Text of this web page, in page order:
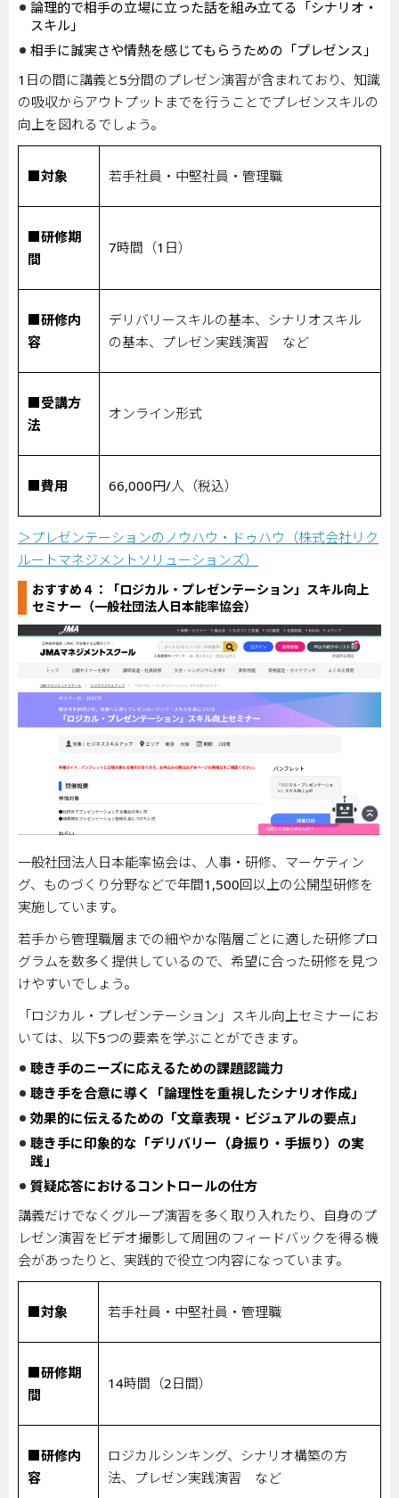
論理的で相手の立場に立った話を組み立てる「シナリオ・
スキル」
相手に誠実さや情熱を感じてもらうための「プレゼンス」
1 日の間に講義と5分間のプレゼン演習が含まれており、知識
の吸収からアウトプットまでを行うことでプレゼンスキルの
向上を図れるでしょう。
■対象 若手社員・中堅社員・管理職
■研修期
間
7時間（1 日）
■研修内
容
デリバリースキルの基本、シナリオスキル
の基本、プレゼン実践演習 など
■受講方
法
オンライン形式
■費用 66,000円/人（税込）
＞プレゼンテーションのノウハウ・ドゥハウ（株式会社リク
ルートマネジメントソリューションズ）
おすすめ４：
「ロジカル・プレゼンテーション」スキル向上
セミナー（一般社団法人日本能率協会）
一般社団法人日本能率協会は、人事・研修、マーケティン
グ、ものづくり分野などで年間1,500回以上の公開型研修を
実施しています。
若手から管理職層までの細やかな階層ごとに適した研修プロ
グラムを数多く提供しているので、希望に合った研修を見つ
けやすいでしょう。
「ロジカル・プレゼンテーション」スキル向上セミナーにお
いては、以下5つの要素を学ぶことができます。
聴き手のニーズに応えるための課題認識力
聴き手を合意に導く「論理性を重視したシナリオ作成」
効果的に伝えるための「文章表現・ビジュアルの要点」
聴き手に印象的な「デリバリー（身振り・手振り）の実
践」
質疑応答におけるコントロールの仕方
講義だけでなくグループ演習を多く取り入れたり、自身のプ
レゼン演習をビデオ撮影して周囲のフィードバックを得る機
会があったりと、実践的で役立つ内容になっています。
■対象 若手社員・中堅社員・管理職
■研修期
間
14時間（2日間）
■研修内
容
ロジカルシンキング、シナリオ構築の方
法、プレゼン実践演習 など